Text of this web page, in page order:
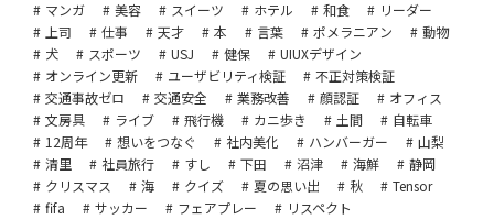
マンガ
美容 スイーツ ホテル 和食
リーダー
上司
仕事 天才 本 言葉 ポメラニアン
動物
犬
スポーツ USJ 健保
UIUXデザイン
オンライン更新
ユーザビリティ検証
不正対策検証
交通事故ゼロ
交通安全 業務改善 顔認証
オフィス
文房具
ライブ 飛行機 カニ歩き 土間
自転車
12周年
想いをつなぐ 社内美化 ハンバーガー
山梨
清里
社員旅行 すし 下田 沼津 海鮮
静岡
クリスマス
海 クイズ 夏の思い出 秋
Tensor
fifa
サッカー フェアプレー
リスペクト